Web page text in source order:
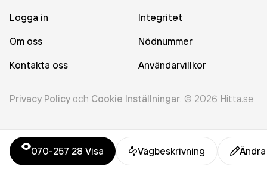
070-257 28 Visa Vägbeskrivning
Logga in
Integritet
Om oss
Nödnummer
Kontakta oss
Användarvillkor
Privacy Policy och Cookie Inställningar. © 2026 Hitta.se